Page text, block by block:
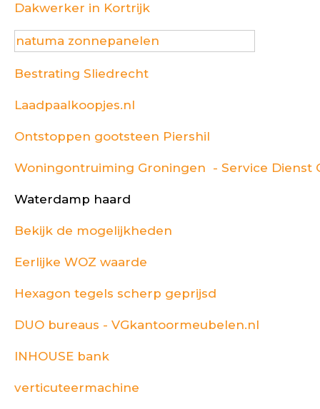
Dakwerker in Kortrijk
natuma zonnepanelen
Bestrating Sliedrecht
Laadpaalkoopjes.nl
Ontstoppen gootsteen Piershil
Woningontruiming Groningen - Service Dienst
Waterdamp haard
Bekijk de mogelijkheden
Eerlijke WOZ waarde
Hexagon tegels scherp geprijsd
DUO bureaus - VGkantoormeubelen.nl
INHOUSE bank
verticuteermachine